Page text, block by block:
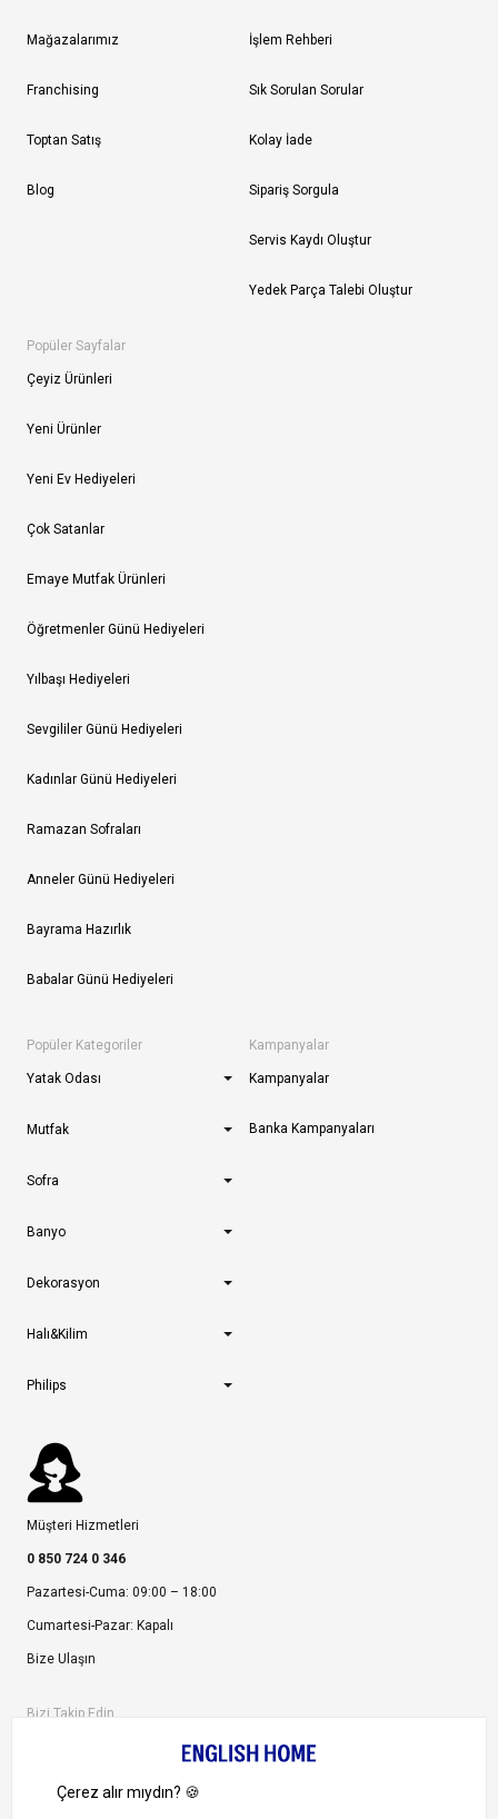
Mağazalarımız
Franchising
Toptan Satış
Blog
İşlem Rehberi
Sık Sorulan Sorular
Kolay İade
Sipariş Sorgula
Servis Kaydı Oluştur
Yedek Parça Talebi Oluştur
Popüler Sayfalar
Çeyiz Ürünleri
Yeni Ürünler
Yeni Ev Hediyeleri
Çok Satanlar
Emaye Mutfak Ürünleri
Öğretmenler Günü Hediyeleri
Yılbaşı Hediyeleri
Sevgililer Günü Hediyeleri
Kadınlar Günü Hediyeleri
Ramazan Sofraları
Anneler Günü Hediyeleri
Bayrama Hazırlık
Babalar Günü Hediyeleri
Popüler Kategoriler
Yatak Odası
Mutfak
Sofra
Banyo
Dekorasyon
Halı&Kilim
Philips
Kampanyalar
Kampanyalar
Banka Kampanyaları
Müşteri Hizmetleri
0 850 724 0 346
Pazartesi-Cuma: 09:00 – 18:00
Cumartesi-Pazar: Kapalı
Bize Ulaşın
Bizi Takip Edin